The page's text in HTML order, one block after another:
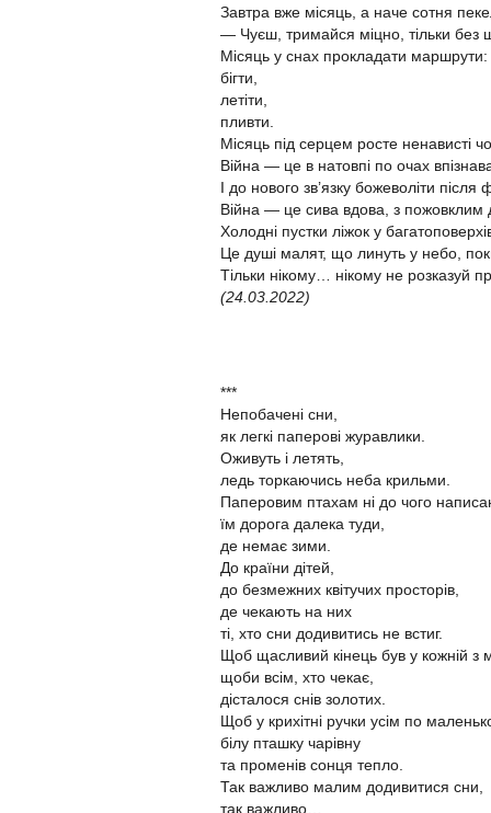
Завтра вже місяць, а наче сотня
— Чуєш, тримайся міцно, тільки без
Місяць у снах прокладати маршрути:
бігти,
летіти,
пливти.
Місяць під серцем росте ненависті
Війна — це в натовпі по очах
І до нового зв’язку божеволіти
Війна — це сива вдова, з
Холодні пустки ліжок у
Це душі малят, що линуть у небо,
Тільки нікому… нікому не розказуй
(24.03.2022)
***
Непобачені сни,
як легкі паперові журавлики.
Оживуть і летять,
ледь торкаючись неба крильми.
Паперовим птахам ні до чого
їм дорога далека туди,
де немає зими.
До країни дітей,
до безмежних квітучих просторів,
де чекають на них
ті, хто сни додивитись не встиг.
Щоб щасливий кінець був у кожній з
щоби всім, хто чекає,
дісталося снів золотих.
Щоб у крихітні ручки усім по
білу пташку чарівну
та променів сонця тепло.
Так важливо малим додивитися сни,
так важливо…